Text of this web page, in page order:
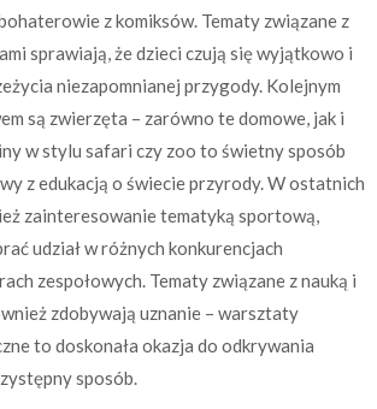
z komiksów. Tematy związane z
sprawiają, że dzieci czują się wyjątkowo i
niezapomnianej przygody. Kolejnym
są zwierzęta – zarówno te domowe, jak i
w stylu safari czy zoo to świetny sposób
z edukacją o świecie przyrody. W ostatnich
zainteresowanie tematyką sportową,
udział w różnych konkurencjach
zespołowych. Tematy związane z nauką i
zdobywają uznanie – warsztaty
to doskonała okazja do odkrywania
sposób.